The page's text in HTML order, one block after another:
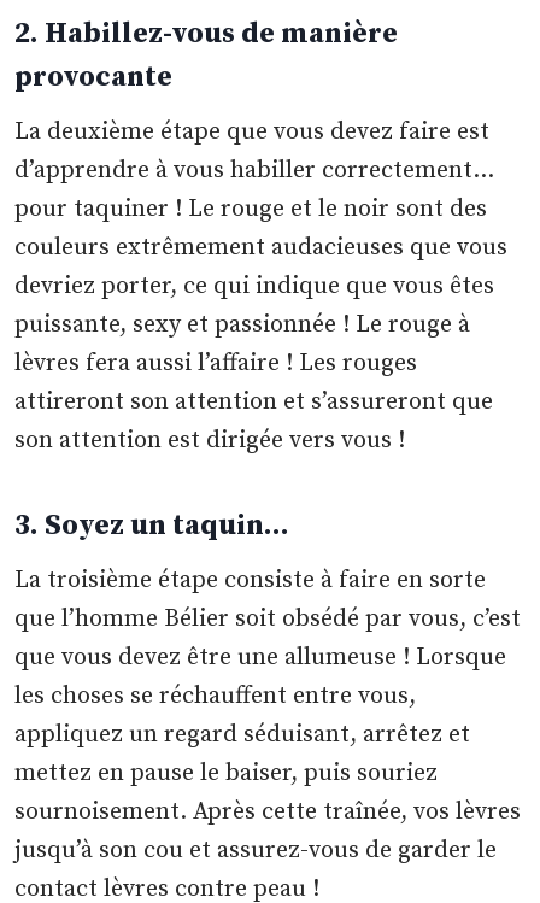
2. Habillez-vous de manière
provocante
La deuxième étape que vous devez faire est
d’apprendre à vous habiller correctement…
pour taquiner ! Le rouge et le noir sont des
couleurs extrêmement audacieuses que vous
devriez porter, ce qui indique que vous êtes
puissante, sexy et passionnée ! Le rouge à
lèvres fera aussi l’affaire ! Les rouges
attireront son attention et s’assureront que
son attention est dirigée vers vous !
3. Soyez un taquin…
La troisième étape consiste à faire en sorte
que l’homme Bélier soit obsédé par vous, c’est
que vous devez être une allumeuse ! Lorsque
les choses se réchauffent entre vous,
appliquez un regard séduisant, arrêtez et
mettez en pause le baiser, puis souriez
sournoisement. Après cette traînée, vos lèvres
jusqu’à son cou et assurez-vous de garder le
contact lèvres contre peau !